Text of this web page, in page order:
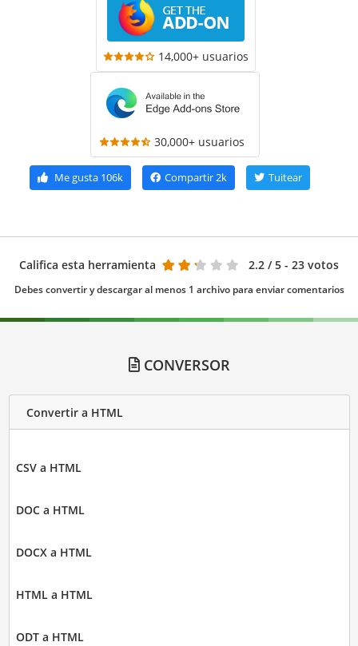
14,000+ usuarios
30,000+ usuarios
Me gusta106k Compartir2k Tuitear
Califica esta herramienta 2.2 / 5 - 23 votos
Debes convertir y descargar al menos 1 archivo para enviar comentarios
CONVERSOR
Convertir a HTML
CSV a HTML
DOC a HTML
DOCX a HTML
HTML a HTML
ODT a HTML